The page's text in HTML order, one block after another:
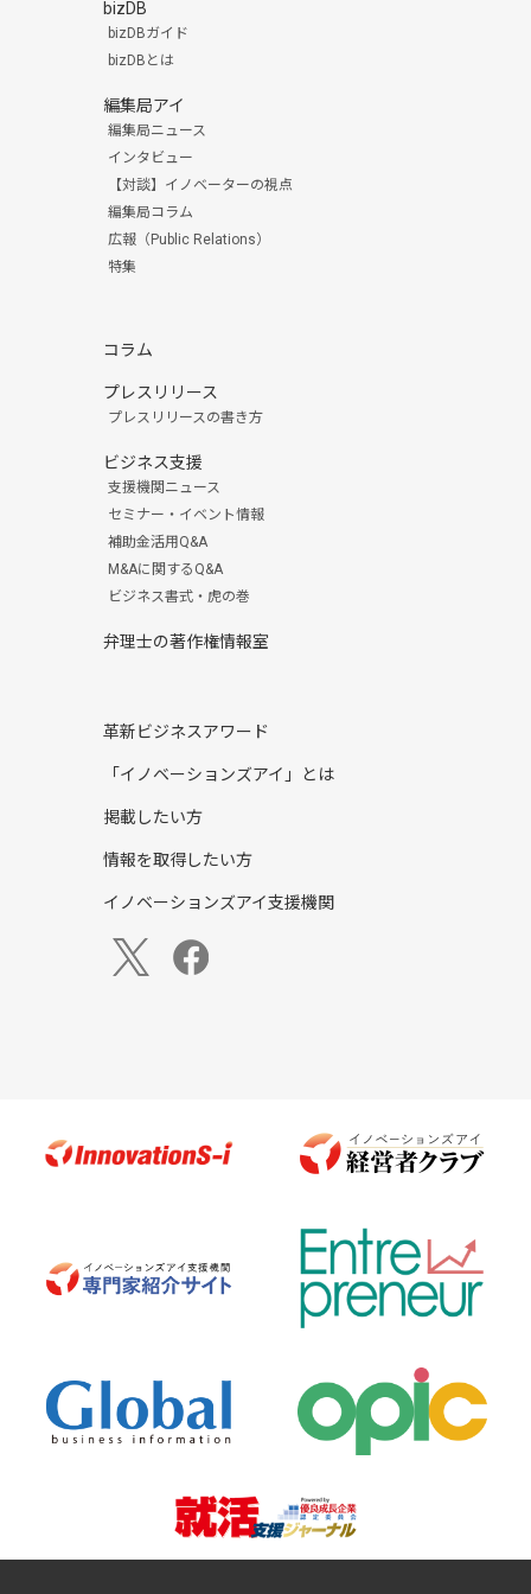
bizDB
bizDBガイド
bizDBとは
編集局アイ
編集局ニュース
インタビュー
【対談】イノベーターの視点
編集局コラム
広報（Public Relations）
特集
コラム
プレスリリース
プレスリリースの書き方
ビジネス支援
支援機関ニュース
セミナー・イベント情報
補助金活用Q&A
M&Aに関するQ&A
ビジネス書式・虎の巻
弁理士の著作権情報室
革新ビジネスアワード
「イノベーションズアイ」とは
掲載したい方
情報を取得したい方
イノベーションズアイ支援機関